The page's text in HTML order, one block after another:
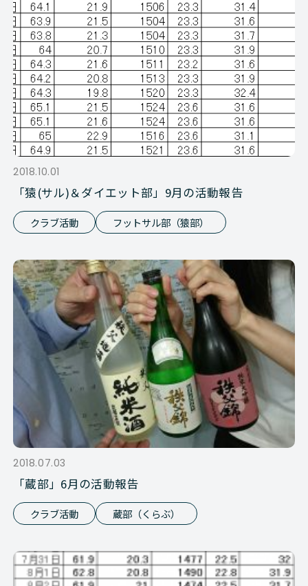
2018.10.01
「猿(サル)＆ダイエット部」9月の活動報告
クラブ活動 フットサル部（猿部）
2018.07.03
「蔵部」6月の活動報告
クラブ活動 蔵部（くらぶ）